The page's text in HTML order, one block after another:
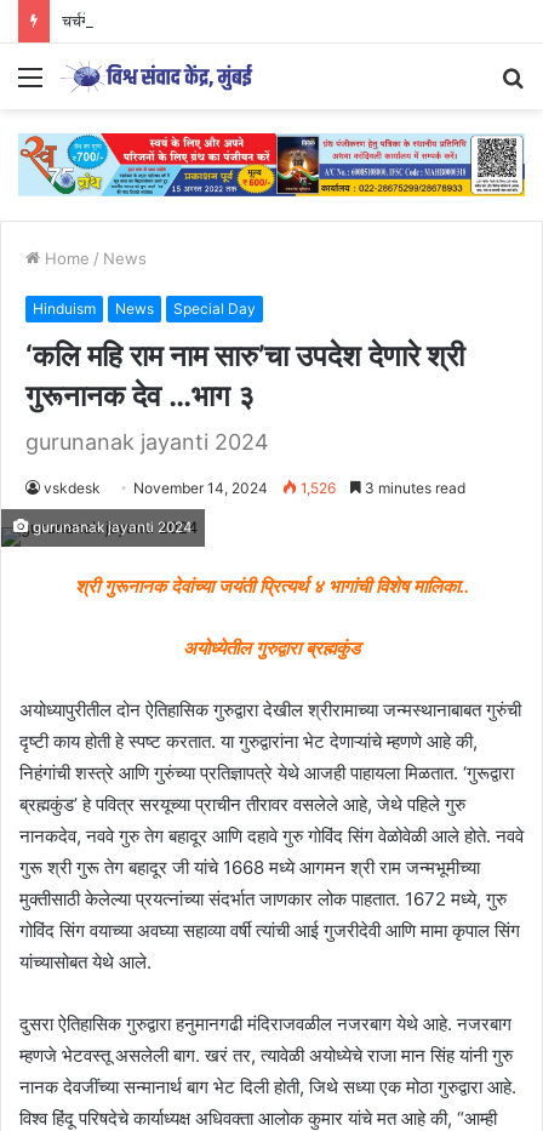
चर्चगेट स्टेशनवर विठ्ठलभक्तीचा अनोखा सोहळा…
Menu
Home / News
Hinduism News Special Day
‘कलि महि राम नाम सारु’चा उपदेश देणारे श्री
गुरूनानक देव …भाग ३
gurunanak jayanti 2024
vskdesk November 14, 2024 1,526 3 minutes read
gurunanak jayanti 2024
श्री गुरूनानक देवांच्या जयंती प्रित्यर्थ ४ भागांची विशेष मालिका..
अयोध्येतील गुरुद्वारा ब्रह्मकुंड
अयोध्यापुरीतील दोन ऐतिहासिक गुरुद्वारा देखील श्रीरामाच्या जन्मस्थानाबाबत गुरुंची
दृष्टी काय होती हे स्पष्ट करतात. या गुरुद्वारांना भेट देणाऱ्यांचे म्हणणे आहे की,
निहंगांची शस्त्रे आणि गुरुंच्या प्रतिज्ञापत्रे येथे आजही पाहायला मिळतात. ‘गुरूद्वारा
ब्रह्मकुंड’ हे पवित्र सरयूच्या प्राचीन तीरावर वसलेले आहे, जेथे पहिले गुरु
नानकदेव, नववे गुरु तेग बहादूर आणि दहावे गुरु गोविंद सिंग वेळोवेळी आले होते. नववे
गुरू श्री गुरू तेग बहादूर जी यांचे 1668 मध्ये आगमन श्री राम जन्मभूमीच्या
मुक्तीसाठी केलेल्या प्रयत्नांच्या संदर्भात जाणकार लोक पाहतात. 1672 मध्ये, गुरु
गोविंद सिंग वयाच्या अवघ्या सहाव्या वर्षी त्यांची आई गुजरीदेवी आणि मामा कृपाल सिंग
यांच्यासोबत येथे आले.
दुसरा ऐतिहासिक गुरुद्वारा हनुमानगढी मंदिराजवळील नजरबाग येथे आहे. नजरबाग
म्हणजे भेटवस्तू असलेली बाग. खरं तर, त्यावेळी अयोध्येचे राजा मान सिंह यांनी गुरु
नानक देवजींच्या सन्मानार्थ बाग भेट दिली होती, जिथे सध्या एक मोठा गुरुद्वारा आहे.
विश्व हिंदू परिषदेचे कार्याध्यक्ष अधिवक्ता आलोक कुमार यांचे मत आहे की, “आम्ही